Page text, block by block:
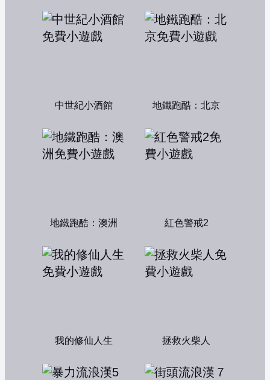
中世紀小酒館 地鐵跑酷：北京
地鐵跑酷：澳洲 紅色警戒2
我的修仙人生 拯救火柴人